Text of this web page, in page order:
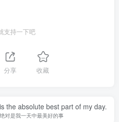
支持一下吧
分享 收藏
the absolute best part of my day.
对是我一天中最美好的事